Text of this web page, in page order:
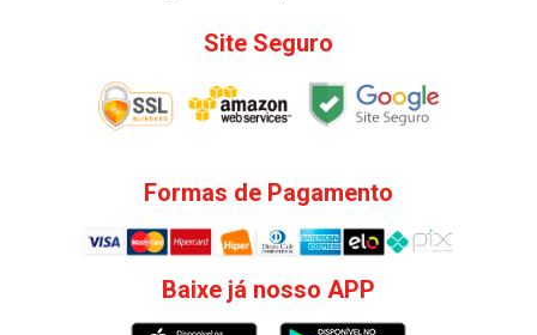
Site Seguro
Formas de Pagamento
Baixe já nosso APP